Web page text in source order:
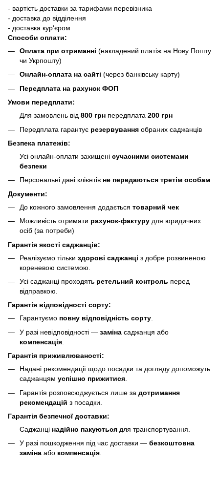
- вартість доставки за тарифами перевізника
- доставка до відділення
- доставка кур'єром
Способи оплати:
Оплата при отриманні (накладений платіж на Нову Пошту
чи Укрпошту)
Онлайн-оплата на сайті (через банківську карту)
Передплата на рахунок ФОП
Умови передплати:
Для замовлень від 800 грн передплата 200 грн
Передплата гарантує резервування обраних саджанців
Безпека платежів:
Усі онлайн-оплати захищені сучасними системами
безпеки
Персональні дані клієнтів не передаються третім особам
Документи:
До кожного замовлення додається товарний чек
Можливість отримати рахунок-фактуру для юридичних
осіб (за потреби)
Гарантія якості саджанців:
Реалізуємо тільки здорові саджанці з добре розвиненою
кореневою системою.
Усі саджанці проходять ретельний контроль перед
відправкою.
Гарантія відповідності сорту:
Гарантуємо повну відповідність сорту.
У разі невідповідності — заміна саджанця або
компенсація
Гарантія приживлюваності:
Надані рекомендації щодо посадки та догляду допоможуть
саджанцям успішно прижитися
Гарантія розповсюджується лише за дотримання
рекомендацій з посадки.
Гарантія безпечної доставки:
Саджанці надійно пакуються для транспортування.
У разі пошкодження під час доставки — безкоштовна
заміна або компенсація.